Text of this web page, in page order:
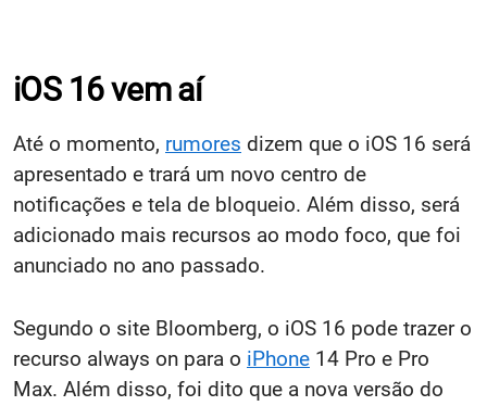
iOS 16 vem aí
Até o momento, rumores dizem que o iOS 16 será
apresentado e trará um novo centro de
notificações e tela de bloqueio. Além disso, será
adicionado mais recursos ao modo foco, que foi
anunciado no ano passado.
Segundo o site Bloomberg, o iOS 16 pode trazer o
recurso always on para o iPhone 14 Pro e Pro
Max. Além disso, foi dito que a nova versão do